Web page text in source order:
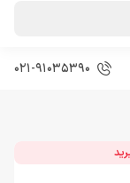
021-91035390